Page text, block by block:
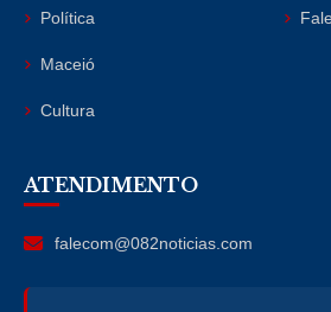
Política
Maceió
Cultura
ATENDIMENTO
falecom@082noticias.com